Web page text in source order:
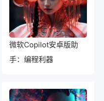
微软Copilot安卓版助
手：编程利器